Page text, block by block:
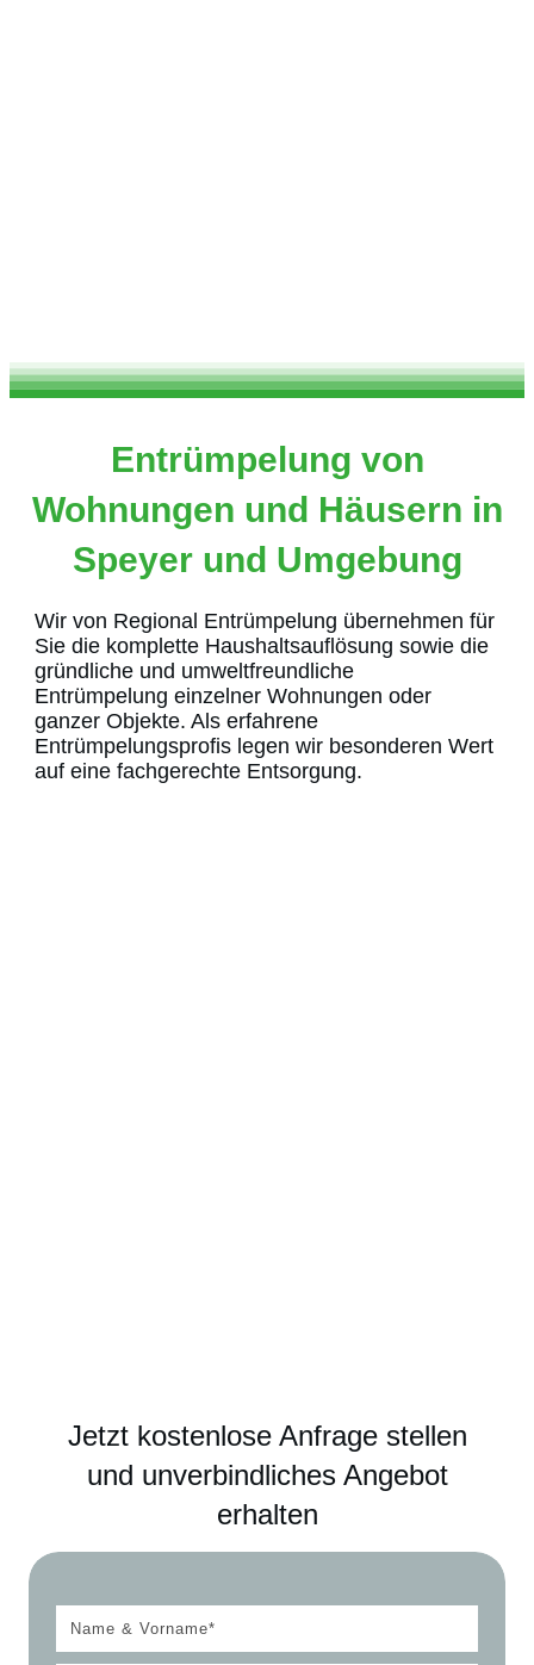
Entrümpelung von
Wohnungen und Häusern in
Speyer und Umgebung
Wir von Regional Entrümpelung übernehmen für
Sie die komplette Haushaltsauflösung sowie die
gründliche und umweltfreundliche
Entrümpelung einzelner Wohnungen oder
ganzer Objekte. Als erfahrene
Entrümpelungsprofis legen wir besonderen Wert
auf eine fachgerechte Entsorgung.
Jetzt kostenlose Anfrage stellen
und unverbindliches Angebot
erhalten